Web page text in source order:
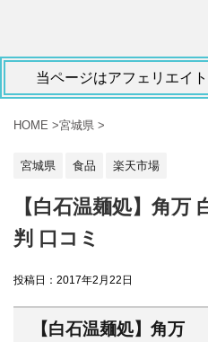
当ページはアフェリエイ
HOME >宮城県 >
宮城県 食品 楽天市場
【白石温麺処】角万
判 口コミ
投稿日： 2017年2月22日
【白石温麺処】角万